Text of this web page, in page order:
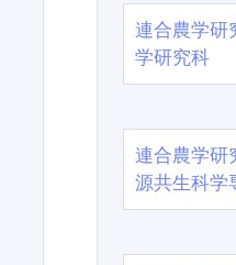
連合農学
学研究科
連合農学
源共生科学